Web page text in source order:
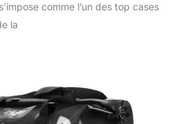
comme l’un des top cases
la